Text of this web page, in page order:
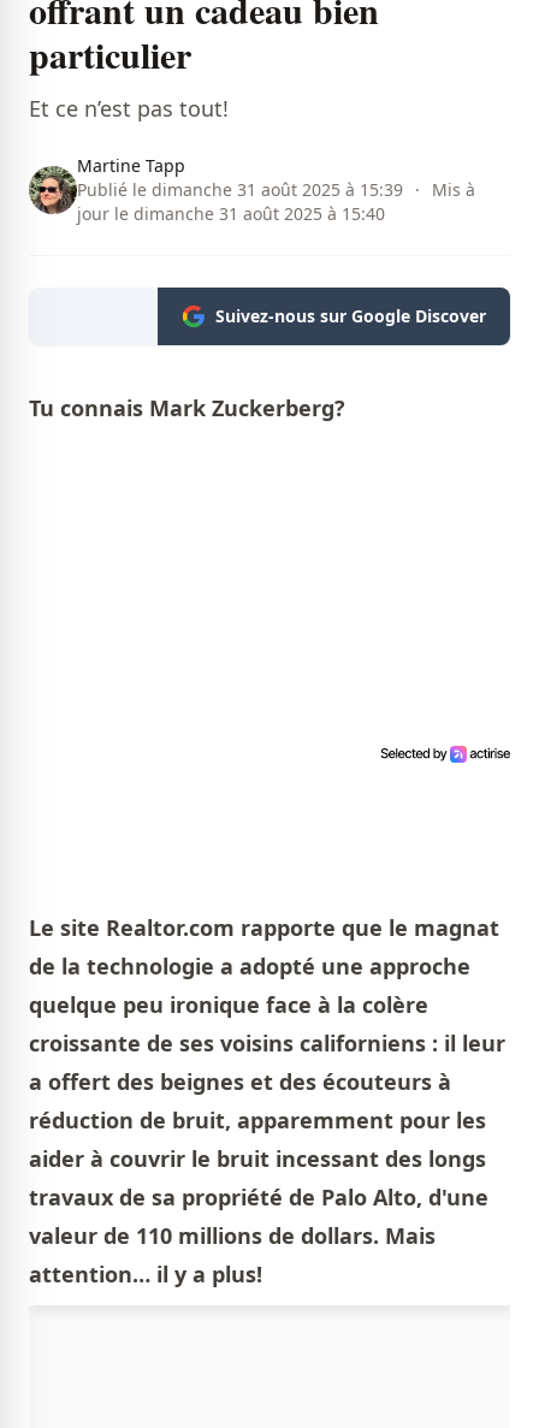
particulier
Et ce n’est pas tout!
Martine Tapp
Publié le dimanche 31 août 2025 à 15:39 ·
Mis à
jour le dimanche 31 août 2025 à 15:40
Suivez-nous sur Google Discover
Tu connais Mark Zuckerberg?
Le site Realtor.com rapporte que le magnat
de la technologie a adopté une approche
quelque peu ironique face à la colère
croissante de ses voisins californiens : il leur
a offert des beignes et des écouteurs à
réduction de bruit, apparemment pour les
aider à couvrir le bruit incessant des longs
travaux de sa propriété de Palo Alto, d'une
valeur de 110 millions de dollars. Mais
attention… il y a plus!